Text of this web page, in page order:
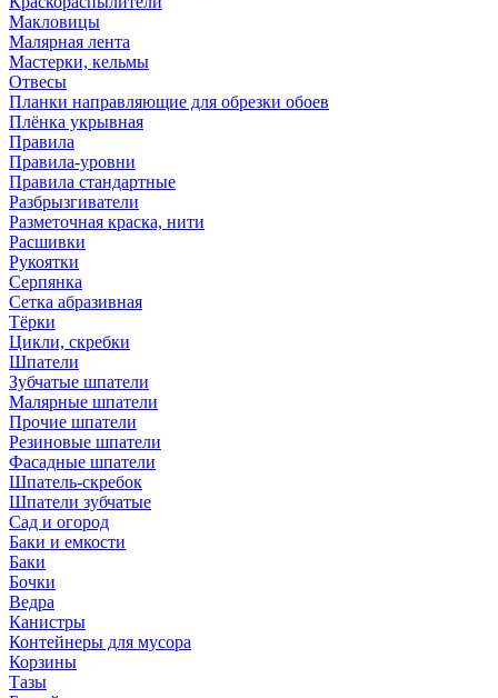
Макловицы
Малярная лента
Мастерки, кельмы
Отвесы
Планки направляющие для обрезки обоев
Плёнка укрывная
Правила
Правила-уровни
Правила стандартные
Разбрызгиватели
Разметочная краска, нити
Расшивки
Рукоятки
Серпянка
Сетка абразивная
Тёрки
Цикли, скребки
Шпатели
Зубчатые шпатели
Малярные шпатели
Прочие шпатели
Резиновые шпатели
Фасадные шпатели
Шпатель-скребок
Шпатели зубчатые
Сад и огород
Баки и емкости
Баки
Бочки
Ведра
Канистры
Контейнеры для мусора
Корзины
Тазы